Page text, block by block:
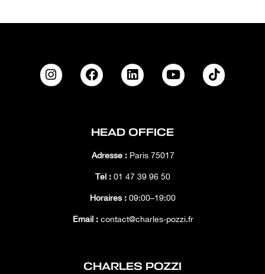
HEAD OFFICE
Adresse :Paris 75017
Tél : 01 47 39 96 50
Horaires : 09:00–19:00
Email :contact@charles-pozzi.fr
CHARLES POZZI